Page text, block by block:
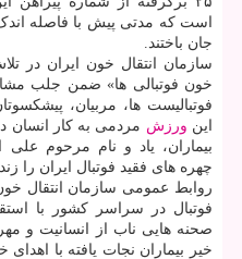
است که مدتی پیش با فاصله
جان باختند.
سازمان انتقال خون ایران در
خون فوتبالی ها» ضمن جلب
فوتبالیست ها، مربیان،
این ورزش مردمی به کار انسان
بیماران، یاد و نام مرحوم علی
چهره های فقید فوتبال ایران را
روابط عمومی سازمان انتقال
فوتبال در سراسر کشور با
صحنه هایی ناب از انسانیت و
خیر بیماران نجات یافته با